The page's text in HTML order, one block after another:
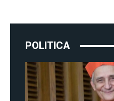
POLITICA